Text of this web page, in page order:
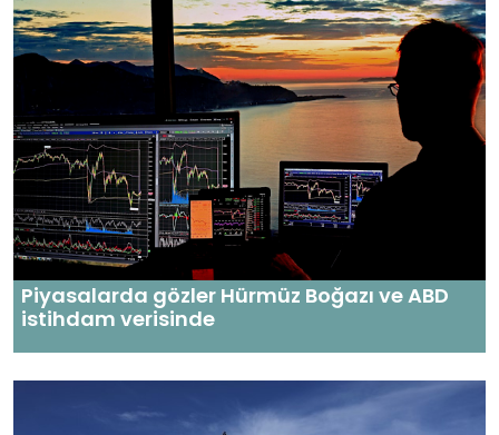
Piyasalarda gözler Hürmüz Boğazı ve ABD
istihdam verisinde